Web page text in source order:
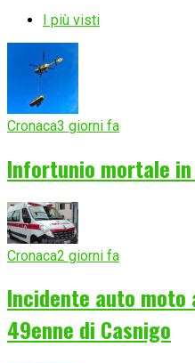
I più visti
Cronaca3 giorni fa
Infortunio mortale
Cronaca2 giorni fa
Incidente auto moto
49enne di Casnigo